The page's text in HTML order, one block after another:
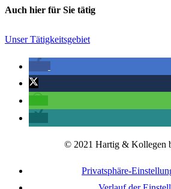
Auch hier für Sie tätig
Unser Tätigkeitsgebiet
© 2021 Hartig & Kollegen
Privatsphäre-